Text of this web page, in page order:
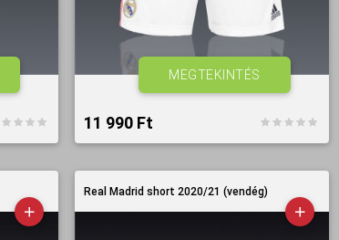
11 990 Ft‎
MEGTEKINTÉS
Real Madrid short 2020/21 (vendég)